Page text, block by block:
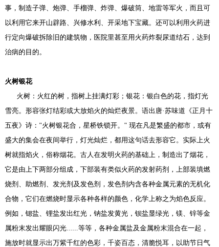
事，制造子弹、炮弹、手榴弹、炸弹、爆破筒、地雷等军火，而且可
以利用它来开山辟路、兴修水利、开采地下宝藏。还可以利用火药进
行定向爆破拆除旧的建筑物，医院里甚至用火药炸裂尿道结石，达到
治病的目的。
火树银花
火树：火红的树，指树上挂满灯彩；银花：银白色的花，指灯光
雪亮。形容张灯结彩或大放焰火的灿烂夜景。语出唐·苏味道《正月十
五夜》诗："火树银花合，星桥铁锁开。" 现在凡是繁盛的都市，或有
盛大的集会在夜间举行，灯光灿烂，都用这句话去形容它。实际上火
树就指焰火，俗称烟花。古人在发明火药的基础上，制造出了烟花，
它是由上下两部分组成，下部装有类似火药的发射药剂，上部装填燃
烧剂、助燃剂、发光剂及发色剂，发色剂内含各种金属元素的无机化
合物，它们在燃烧时显示各种各样的颜色，化学上称之为焰色反应。
例如，锶盐、锂盐发出红光，钠盐发黄光，钡盐显绿光，镁、锌等金
属粉末发出耀眼闪光......等等，各种金属盐及金属粉末混合在一起，
施放时就显示出万紫千红的色彩，千姿百态，清脆悦耳，以助节日气